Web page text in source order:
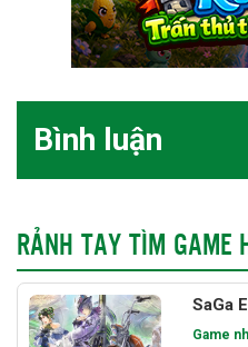
Bình luận
RẢNH TAY TÌM GAME
SaGa
Game